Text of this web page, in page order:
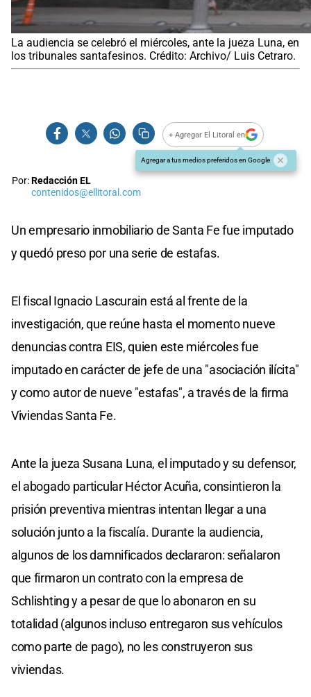
La audiencia se celebró el miércoles, ante la jueza Luna, en
los tribunales santafesinos. Crédito: Archivo/ Luis Cetraro.
+ Agregar El Litoral en
Agregar a tus medios preferidos en Google
Por:Redacción EL
contenidos@ellitoral.com
Un empresario inmobiliario de Santa Fe fue imputado
y quedó preso por una serie de estafas.
El fiscal Ignacio Lascurain está al frente de la
investigación, que reúne hasta el momento nueve
denuncias contra EIS, quien este miércoles fue
imputado en carácter de jefe de una "asociación ilícita"
y como autor de nueve "estafas", a través de la firma
Viviendas Santa Fe.
Ante la jueza Susana Luna, el imputado y su defensor,
el abogado particular Héctor Acuña, consintieron la
prisión preventiva mientras intentan llegar a una
solución junto a la fiscalía. Durante la audiencia,
algunos de los damnificados declararon: señalaron
que firmaron un contrato con la empresa de
Schlishting y a pesar de que lo abonaron en su
totalidad (algunos incluso entregaron sus vehículos
como parte de pago), no les construyeron sus
viviendas.